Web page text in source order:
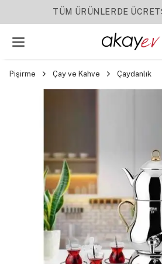
TÜM ÜRÜNLERDE
Pişirme Çay ve Kahve Çaydanlık